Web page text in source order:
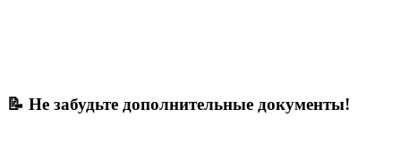
📝 Не забудьте дополнительные документы!